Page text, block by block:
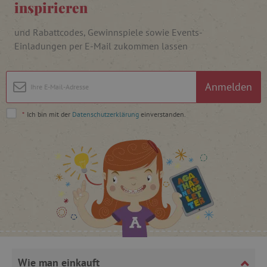
inspirieren
und Rabattcodes, Gewinnspiele sowie Events-
Einladungen per E-Mail zukommen lassen
Anmelden
* Ich bin mit der Datenschutzerklärung einverstanden.
Wie man einkauft
_pinterest_ct_ua
cjConsent .agathaswelt.de
.agathaswelt.de